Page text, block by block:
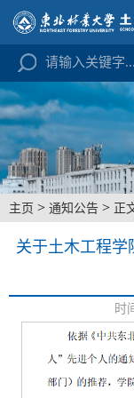
主页 > 通知公告 > 正
关于土木工程学
时